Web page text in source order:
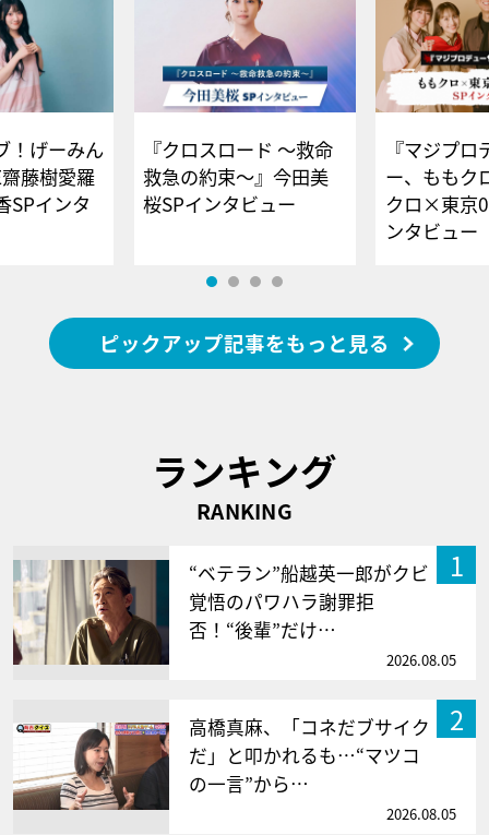
！げーみん
藤樹愛羅
SPインタ
『クロスロード ～救命
救急の約束～』今田美
桜SPインタビュー
『マジプロ
ー、ももク
クロ×東京
ンタビュー
ピックアップ記事をもっと見る
ランキング
RANKING
1
“ベテラン”船越英一郎がクビ
覚悟のパワハラ謝罪拒
否！“後輩”だけ…
2026.08.05
2
高橋真麻、「コネだブサイク
だ」と叩かれるも…“マツコ
の一言”から…
2026.08.05